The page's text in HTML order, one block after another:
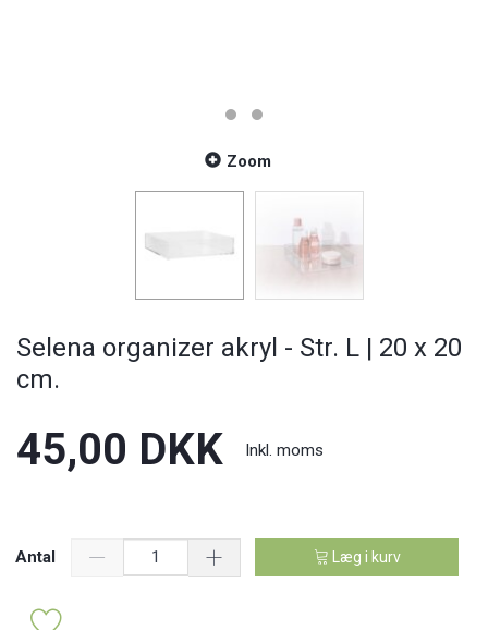
Zoom
Selena organizer akryl - Str. L | 20 x 20
cm.
45,00 DKK Inkl. moms
Antal Læg i kurv